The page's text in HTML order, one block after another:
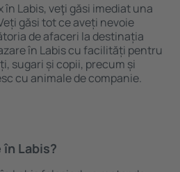
în Labis, veţi găsi imediat una
găsi tot ce aveți nevoie
de afaceri la destinația
în Labis cu facilități pentru
sugari și copii, precum și
cu animale de companie.
Labis?